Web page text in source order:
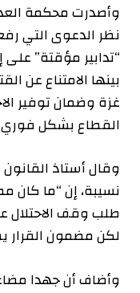
وأصدرت محكمة
نظر الدعوى التي
“تدابير مؤقتة” على
بينها الامتناع عن
غزة وضمان توفير
القطاع بشكل
وقال أستاذ
نسيبة، إن “ما كان
طلب وقف الاحتلال
لكن مضمون القرار
وأضاف أن جهدا